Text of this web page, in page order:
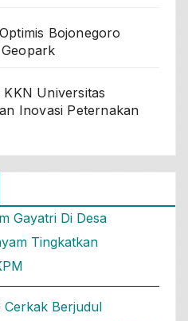
Bojonegoro
Universitas
Inovasi Peternakan
Gayatri Di Desa
Tingkatkan
Cerkak Berjudul